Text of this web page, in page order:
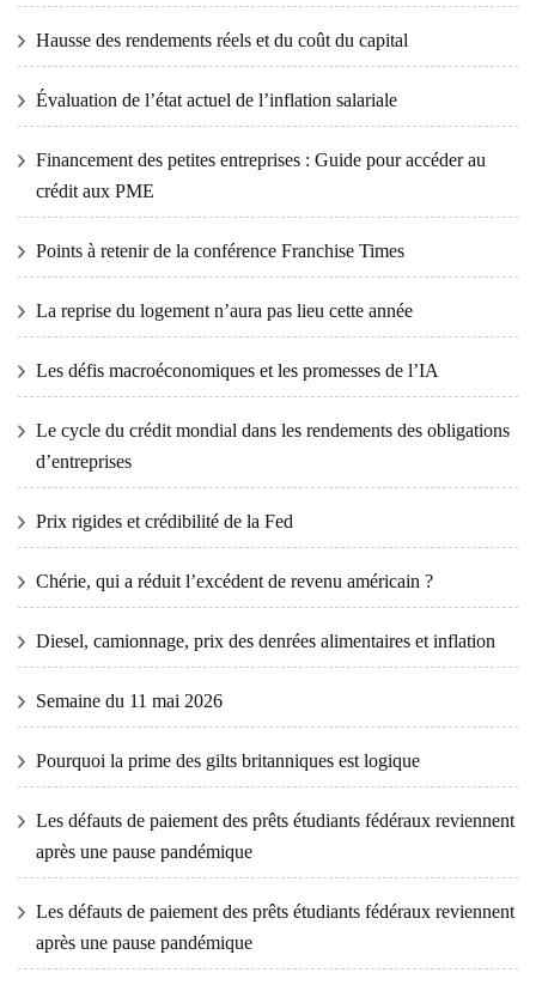
Hausse des rendements réels et du coût du capital
Évaluation de l’état actuel de l’inflation salariale
Financement des petites entreprises : Guide pour accéder au
crédit aux PME
Points à retenir de la conférence Franchise Times
La reprise du logement n’aura pas lieu cette année
Les défis macroéconomiques et les promesses de l’IA
Le cycle du crédit mondial dans les rendements des obligations
d’entreprises
Prix ​​​​rigides et crédibilité de la Fed
Chérie, qui a réduit l’excédent de revenu américain ?
Diesel, camionnage, prix des denrées alimentaires et inflation
Semaine du 11 mai 2026
Pourquoi la prime des gilts britanniques est logique
Les défauts de paiement des prêts étudiants fédéraux reviennent
après une pause pandémique
Les défauts de paiement des prêts étudiants fédéraux reviennent
après une pause pandémique